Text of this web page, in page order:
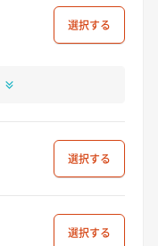
選択
選択
選択